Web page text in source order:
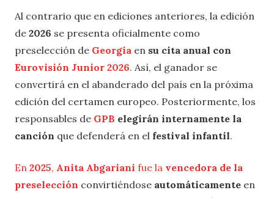
Al contrario que en ediciones anteriores, la edición
de 2026 se presenta oficialmente como
preselección de Georgia en su cita anual con
Eurovisión Junior 2026. Así, el ganador se
convertirá en el abanderado del país en la próxima
edición del certamen europeo. Posteriormente, los
responsables de GPB elegirán internamente la
canción que defenderá en el festival infantil.
En 2025, Anita Abgariani fue la vencedora de la
preselección convirtiéndose automáticamente en